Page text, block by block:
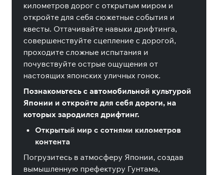
километров дорог с открытым миром и
откройте для себя сюжетные события и
квесты. Оттачивайте навыки дрифтинга,
совершенствуйте сцепление с дорогой,
проходите сложные испытания и
почувствуйте острые ощущения от
настоящих японских уличных гонок.
Познакомьтесь с автомобильной культурой
Японии и откройте для себя дороги, на
которых зародился дрифтинг.
Открытый мир с сотнями километров
контента
Погрузитесь в атмосферу Японии, создав
вымышленную префектуру Гунтама,